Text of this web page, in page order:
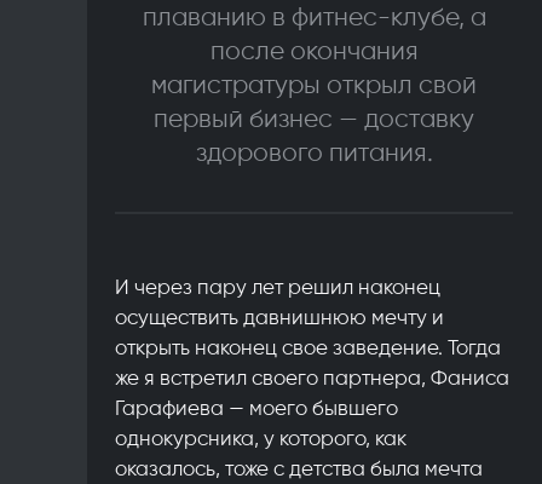
плаванию в фитнес-клубе, а
после окончания
магистратуры открыл свой
первый бизнес — доставку
здорового питания.
И через пару лет решил наконец
осуществить давнишнюю мечту и
открыть наконец свое заведение. Тогда
же я встретил своего партнера, Фаниса
Гарафиева — моего бывшего
однокурсника, у которого, как
оказалось, тоже с детства была мечта